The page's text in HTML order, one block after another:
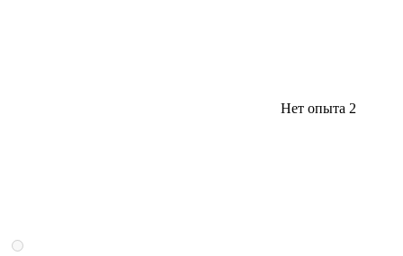
Нет опыта 2